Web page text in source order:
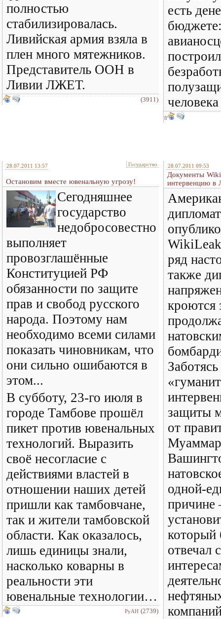
полностью
стабилизировалась.
Ливийская армия взяла в
плен много мятежников.
Представитель ООН в
Ливии ЛЖЕТ.
(3911)
есть
8
28.07.2011 13:57 Государство
Остановим вместе ювенальную угрозу!
Сегодняшнее
государство
недобросовестно
выполняет
провозглашённые
Конституцией РФ
обязанности по защите
прав и свобод русского
народа. Поэтому нам
необходимо всеми силами
показать чиновникам, что
они сильно ошибаются в
этом...
В субботу, 23-го июля в
городе Тамбове прошёл
пикет против ювенальных
технологий. Выразить
своё несогласие с
действиями властей в
отношении наших детей
пришли как тамбовчане,
так и жители тамбовской
области. Как оказалось,
лишь единицы знали,
насколько коварны в
реальности эти
ювенальные технологии…
РуАН (2739)
28.07.2011 09:53
Документы
интервенцию в
ряд
также
кроются
защиты
от
одной-
причине
отвечал